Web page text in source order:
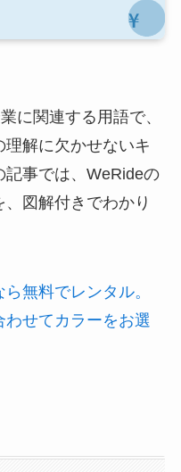
に関連する用語で、
解に欠かせないキ
記事では、WeRideの
図解付きでわかり
無料でレンタル。
せてカラーをお選